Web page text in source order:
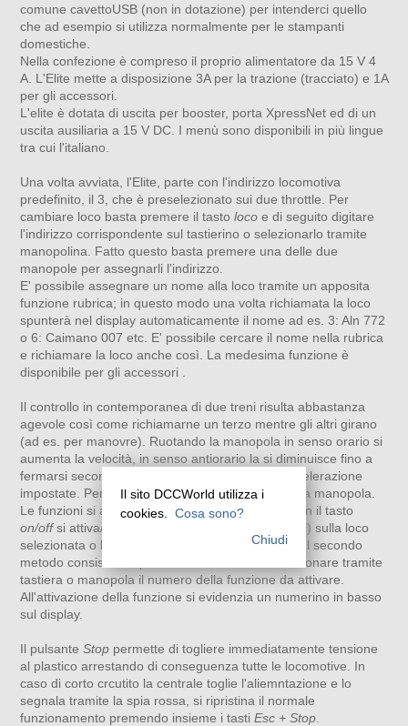
comune cavettoUSB (non in dotazione) per intenderci quello
che ad esempio si utilizza normalmente per le stampanti
domestiche.
Nella confezione è compreso il proprio alimentatore da 15 V 4
A. L'Elite mette a disposizione 3A per la trazione (tracciato) e 1A
per gli accessori.
L'elite è dotata di uscita per booster, porta XpressNet ed di un
uscita ausiliaria a 15 V DC. I menù sono disponibili in più lingue
tra cui l'italiano.
Una volta avviata, l'Elite, parte con l'indirizzo locomotiva
predefinito, il 3, che è preselezionato sui due throttle. Per
cambiare loco basta premere il tasto loco e di seguito digitare
l'indirizzo corrispondente sul tastierino o selezionarlo tramite
manopolina. Fatto questo basta premere una delle due
manopole per assegnarli l'indirizzo.
E' possibile assegnare un nome alla loco tramite un apposita
funzione rubrica; in questo modo una volta richiamata la loco
spunterà nel display automaticamente il nome ad es. 3: Aln 772
o 6: Caimano 007 etc. E' possibile cercare il nome nella rubrica
e richiamare la loco anche così. La medesima funzione è
disponibile per gli accessori .
Il controllo in contemporanea di due treni risulta abbastanza
agevole così come richiamarne un terzo mentre gli altri girano
(ad es. per manovre). Ruotando la manopola in senso orario si
aumenta la velocità, in senso antiorario la si diminuisce fino a
fermarsi secondo le curve di accelerazione e decelerazione
impostate. Per cambiare verso occorre premere la manopola.
Le funzioni si attivano in due modi: in generale con il tasto
on/offsi attiva/disattiva la funzione (0, di solito luci) sulla loco
selezionata o l'ultima funzione attivata sulla loco. Il secondo
metodo consiste nel premere il tasto
e selezionare tramite
tastiera o manopola il numero della funzione da attivare.
All'attivazione della funzione si evidenzia un numerino in basso
sul display.
Il pulsante Stop permette di togliere immediatamente tensione
al plastico arrestando di conseguenza tutte le locomotive. In
caso di corto crcutito la centrale toglie l'aliemntazione e lo
segnala tramite la spia rossa, si ripristina il normale
funzionamento premendo insieme i tasti Esc + Stop
Il sito DCCWorld utilizza i
cookies.
Cosa sono?
Chiudi